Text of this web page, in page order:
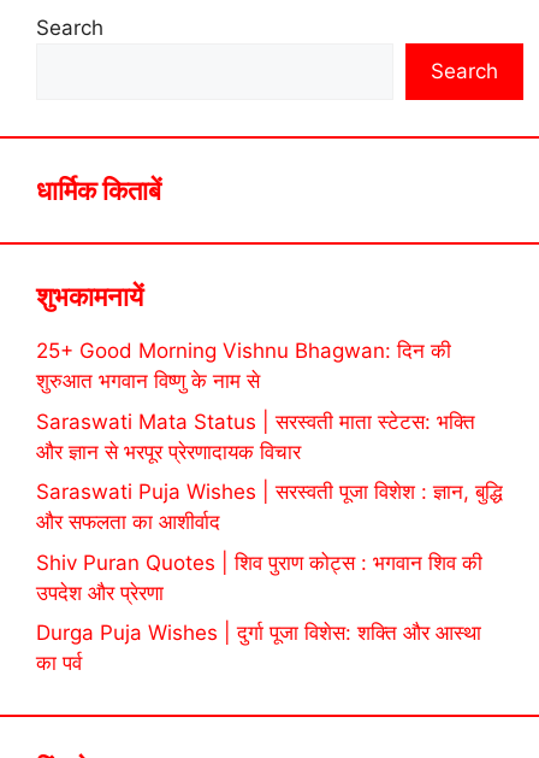
Search
Search
धार्मिक किताबें
शुभकामनायें
25+ Good Morning Vishnu Bhagwan: दिन की
शुरुआत भगवान विष्णु के नाम से
Saraswati Mata Status | सरस्वती माता स्टेटस: भक्ति
और ज्ञान से भरपूर प्रेरणादायक विचार
Saraswati Puja Wishes | सरस्वती पूजा विशेश : ज्ञान, बुद्धि
और सफलता का आशीर्वाद
Shiv Puran Quotes | शिव पुराण कोट्स : भगवान शिव की
उपदेश और प्रेरणा
Durga Puja Wishes | दुर्गा पूजा विशेस: शक्ति और आस्था
का पर्व